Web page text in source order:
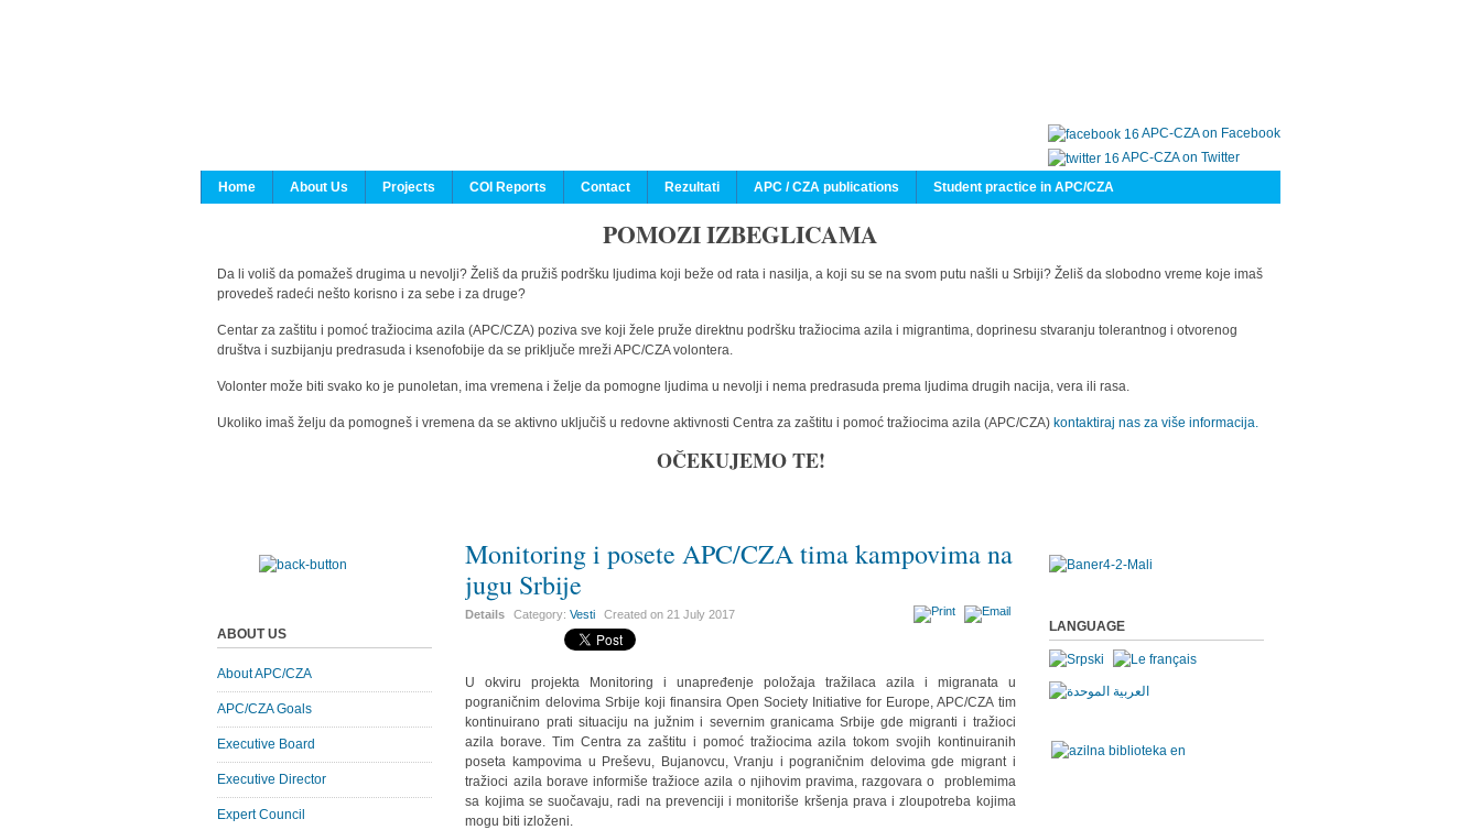
APC-CZA on Facebook
APC-CZA on Twitter
Home
About Us Projects COI Reports Contact Rezultati APC / CZA publications Student practice in APC/CZA
POMOZI IZBEGLICAMA
Da li voliš da pomažeš drugima u nevolji? Želiš da pružiš podršku ljudima koji beže od rata i nasilja, a koji su se na svom putu našli u Srbiji? Želiš da slobodno vreme koje imaš
provedeš radeći nešto korisno i za sebe i za druge?
Centar za zaštitu i pomoć tražiocima azila (APC/CZA) poziva sve koji žele pruže direktnu podršku tražiocima azila i migrantima, doprinesu stvaranju tolerantnog i otvorenog
društva i suzbijanju predrasuda i ksenofobije da se priključe mreži APC/CZA volontera.
Volonter može biti svako ko je punoletan, ima vremena i želje da pomogne ljudima u nevolji i nema predrasuda prema ljudima drugih nacija, vera ili rasa.
Ukoliko imaš želju da pomogneš i vremena da se aktivno uključiš u redovne aktivnosti Centra za zaštitu i pomoć tražiocima azila (APC/CZA) kontaktiraj nas za više informacija.
OČEKUJEMO TE!
Monitoring i posete APC/CZA tima kampovima na
jugu Srbije
Details Category:Vesti Created on21 July 2017
U okviru projekta Monitoring i unapređenje položaja tražilaca azila i migranata u
pograničnim delovima Srbije koji finansira Open Society Initiative for Europe, APC/CZA tim
kontinuirano prati situaciju na južnim i severnim granicama Srbije gde migranti i tražioci
azila borave. Tim Centra za zaštitu i pomoć tražiocima azila tokom svojih kontinuiranih
poseta kampovima u Preševu, Bujanovcu, Vranju i pograničnim delovima gde migrant i
tražioci azila borave informiše tražioce azila o njihovim pravima, razgovara o problemima
sa kojima se suočavaju, radi na prevenciji i monitoriše kršenja prava i zloupotreba kojima
mogu biti izloženi.
ABOUT US
About APC/CZA
APC/CZA Goals
Executive Board
Executive Director
Expert Council
LANGUAGE